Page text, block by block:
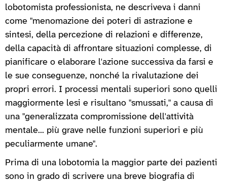
lobotomista professionista, ne descriveva i danni
come "menomazione dei poteri di astrazione e
sintesi, della percezione di relazioni e differenze,
della capacità di affrontare situazioni complesse, di
pianificare o elaborare l'azione successiva da farsi e
le sue conseguenze, nonché la rivalutazione dei
propri errori. I processi mentali superiori sono quelli
maggiormente lesi e risultano "smussati," a causa di
una "generalizzata compromissione dell'attività
mentale... più grave nelle funzioni superiori e più
peculiarmente umane".
Prima di una lobotomia la maggior parte dei pazienti
sono in grado di scrivere una breve biografia di